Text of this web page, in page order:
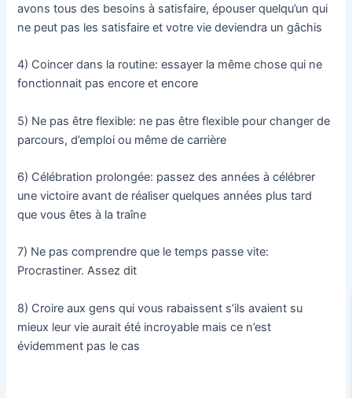
avons tous des besoins à satisfaire, épouser quelqu’un qui
ne peut pas les satisfaire et votre vie deviendra un gâchis
4) Coincer dans la routine: essayer la même chose qui ne
fonctionnait pas encore et encore
5) Ne pas être flexible: ne pas être flexible pour changer de
parcours, d’emploi ou même de carrière
6) Célébration prolongée: passez des années à célébrer
une victoire avant de réaliser quelques années plus tard
que vous êtes à la traîne
7) Ne pas comprendre que le temps passe vite:
Procrastiner. Assez dit
8) Croire aux gens qui vous rabaissent s’ils avaient su
mieux leur vie aurait été incroyable mais ce n’est
évidemment pas le cas